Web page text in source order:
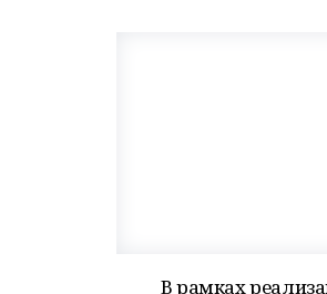
В рамках